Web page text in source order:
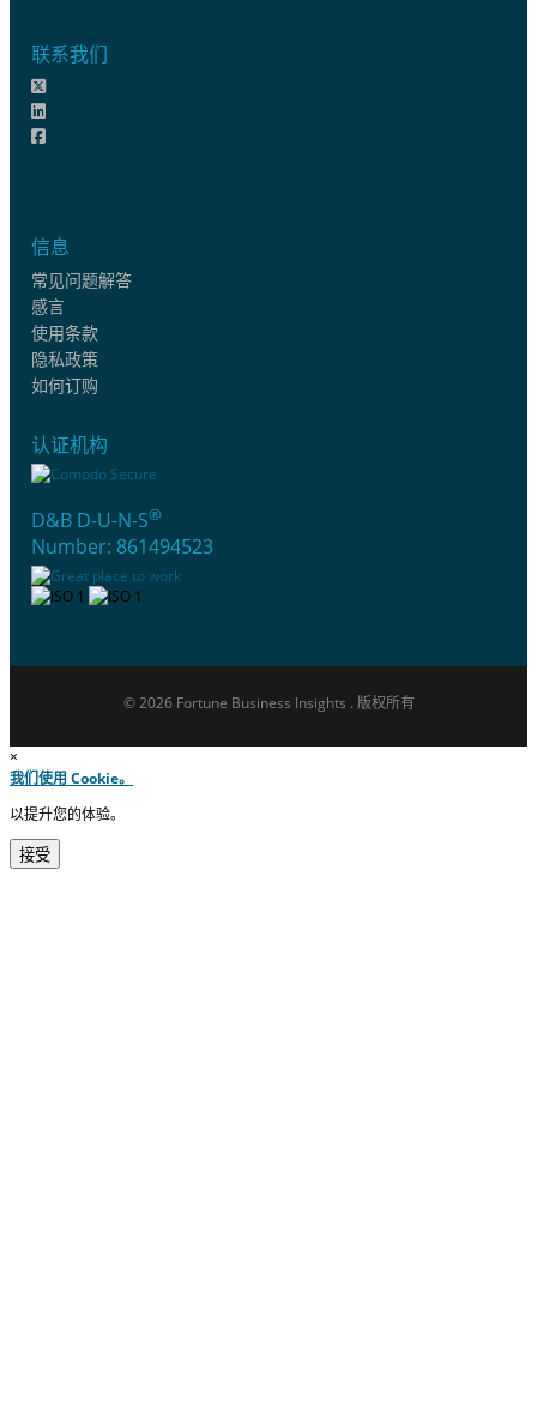
联系我们
信息
常见问题解答
感言
使用条款
隐私政策
如何订购
认证机构
D&B D-U-N-S®
Number: 861494523
© 2026 Fortune Business Insights . 版权所有
×
我们使用 Cookie。
以提升您的体验。
接受